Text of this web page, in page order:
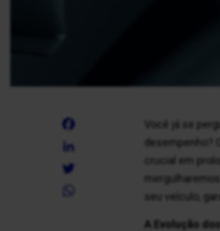
Você já se
crucial em
seu veículo,
A Evolução